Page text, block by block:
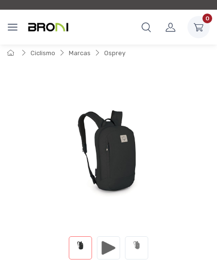
0
Ciclismo Marcas Osprey